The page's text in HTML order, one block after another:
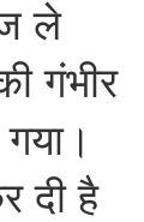
ले
गंभीर
दी है